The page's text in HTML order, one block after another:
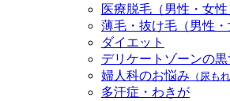
医療脱毛（男性・女性
薄毛・抜け毛（男性・
ダイエット
デリケートゾーンの黒
婦人科のお悩み （尿も
多汗症・わきが